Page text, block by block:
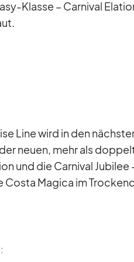
Klasse – Car­ni­val
Line wird in den
neuen, mehr als
und die Car­ni­val
Costa Ma­gica im